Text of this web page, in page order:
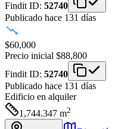
Findit ID: 52740
Publicado hace 131 días
$60,000
Precio inicial $88,800
Findit ID: 52740
Publicado hace 131 días
Edificio en alquiler
1,744.347 m2